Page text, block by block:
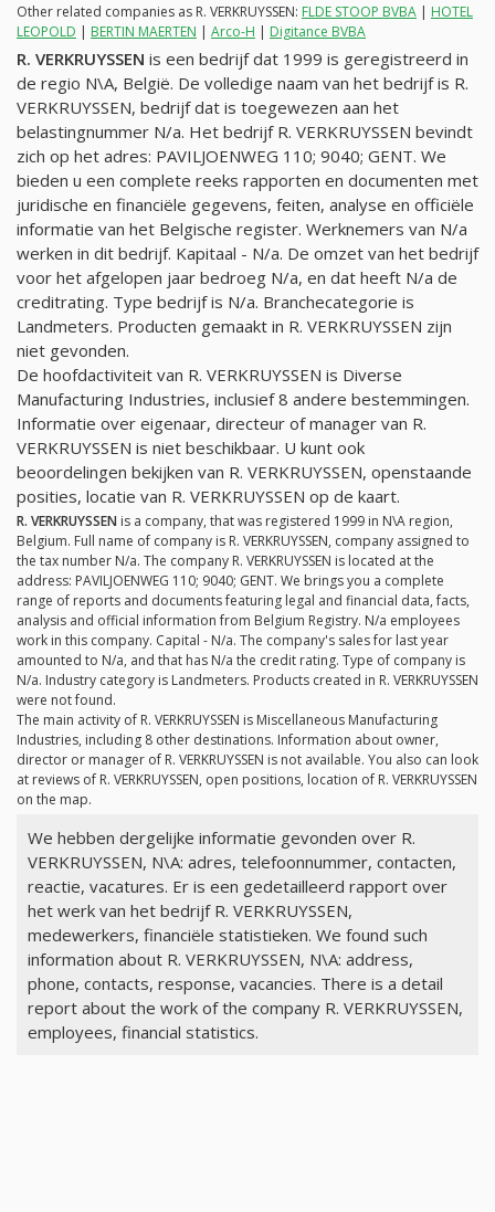
Other related companies as R. VERKRUYSSEN: FLDE STOOP BVBA | HOTEL
LEOPOLD | BERTIN MAERTEN | Arco-H | Digitance BVBA
R. VERKRUYSSEN is een bedrijf dat 1999 is geregistreerd in
de regio N\A, België. De volledige naam van het bedrijf is R.
VERKRUYSSEN, bedrijf dat is toegewezen aan het
belastingnummer N/a. Het bedrijf R. VERKRUYSSEN bevindt
zich op het adres: PAVILJOENWEG 110; 9040; GENT. We
bieden u een complete reeks rapporten en documenten met
juridische en financiële gegevens, feiten, analyse en officiële
informatie van het Belgische register. Werknemers van N/a
werken in dit bedrijf. Kapitaal - N/a. De omzet van het bedrijf
voor het afgelopen jaar bedroeg N/a, en dat heeft N/a de
creditrating. Type bedrijf is N/a. Branchecategorie is
Landmeters. Producten gemaakt in R. VERKRUYSSEN zijn
niet gevonden.
De hoofdactiviteit van R. VERKRUYSSEN is Diverse
Manufacturing Industries, inclusief 8 andere bestemmingen.
Informatie over eigenaar, directeur of manager van R.
VERKRUYSSEN is niet beschikbaar. U kunt ook
beoordelingen bekijken van R. VERKRUYSSEN, openstaande
posities, locatie van R. VERKRUYSSEN op de kaart.
R. VERKRUYSSEN is a company, that was registered 1999 in N\A region,
Belgium. Full name of company is R. VERKRUYSSEN, company assigned to
the tax number N/a. The company R. VERKRUYSSEN is located at the
address: PAVILJOENWEG 110; 9040; GENT. We brings you a complete
range of reports and documents featuring legal and financial data, facts,
analysis and official information from Belgium Registry. N/a employees
work in this company. Capital - N/a. The company's sales for last year
amounted to N/a, and that has N/a the credit rating. Type of company is
N/a. Industry category is Landmeters. Products created in R. VERKRUYSSEN
were not found.
The main activity of R. VERKRUYSSEN is Miscellaneous Manufacturing
Industries, including 8 other destinations. Information about owner,
director or manager of R. VERKRUYSSEN is not available. You also can look
at reviews of R. VERKRUYSSEN, open positions, location of R. VERKRUYSSEN
on the map.
We hebben dergelijke informatie gevonden over R.
VERKRUYSSEN, N\A: adres, telefoonnummer, contacten,
reactie, vacatures. Er is een gedetailleerd rapport over
het werk van het bedrijf R. VERKRUYSSEN,
medewerkers, financiële statistieken. We found such
information about R. VERKRUYSSEN, N\A: address,
phone, contacts, response, vacancies. There is a detail
report about the work of the company R. VERKRUYSSEN,
employees, financial statistics.